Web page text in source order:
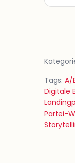
Tags: A/
Digitale
Partei-